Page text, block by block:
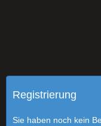
Registrierung
Sie haben noch kein